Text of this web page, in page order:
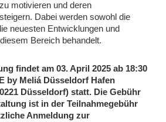
motivieren und deren
Dabei werden sowohl die
neuesten Entwicklungen und
Bereich behandelt.
findet am 03. April 2025 ab 18:30
by Meliá Düsseldorf Hafen
Düsseldorf) statt. Die Gebühr
ist in der Teilnahmegebühr
Anmeldung zur